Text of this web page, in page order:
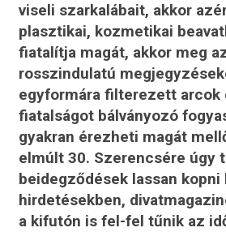
viseli szarkalábait, akkor
plasztikai, kozmetikai
fiatalítja magát, akkor meg
rosszindulatú
egyformára filterezett arcok
fiatalságot bálványozó
gyakran érezheti magát
elmúlt 30. Szerencsére úgy
beidegződések lassan kopni
hirdetésekben,
a kifutón is fel-fel tűnik az